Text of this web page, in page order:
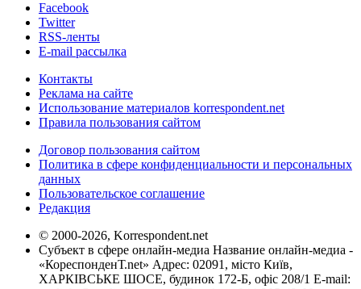
Facebook
Twitter
RSS-ленты
E-mail рассылка
Контакты
Реклама на сайте
Использование материалов korrespondent.net
Правила пользования сайтом
Договор пользования сайтом
Политика в сфере конфиденциальности и персональных
данных
Пользовательское соглашение
Редакция
© 2000-2026, Korrespondent.net
Субъект в сфере онлайн-медиа Название онлайн-медиа -
«КореспонденТ.net» Адрес: 02091, місто Київ,
ХАРКІВСЬКЕ ШОСЕ, будинок 172-Б, офіс 208/1 E-mail: